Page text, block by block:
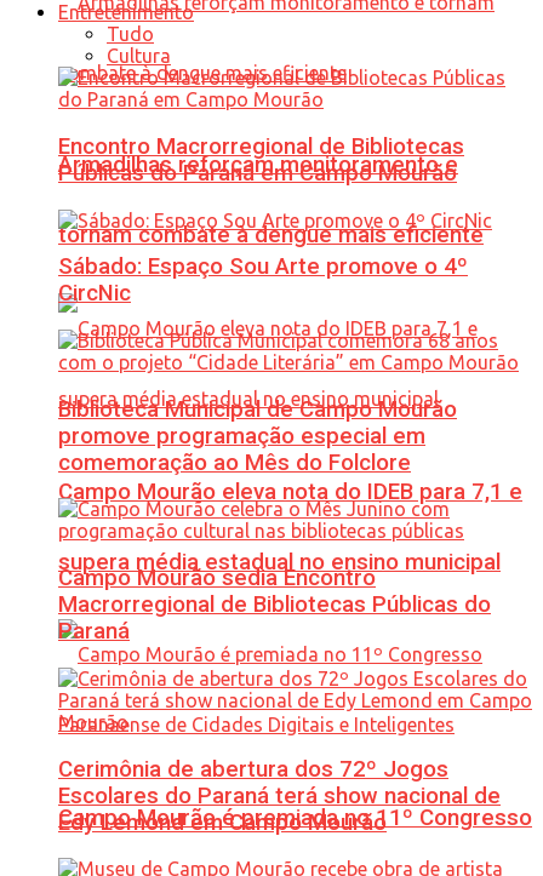
Armadilhas reforçam monitoramento e
tornam combate à dengue mais eficiente
Campo Mourão eleva nota do IDEB para 7,1 e
supera média estadual no ensino municipal
Campo Mourão é premiada no 11º Congresso
Entretenimento
Tudo
Cultura
Encontro Macrorregional de Bibliotecas
Públicas do Paraná em Campo Mourão
Sábado: Espaço Sou Arte promove o 4º
CircNic
Biblioteca Municipal de Campo Mourão
promove programação especial em
comemoração ao Mês do Folclore
Campo Mourão sedia Encontro
Macrorregional de Bibliotecas Públicas do
Paraná
Cerimônia de abertura dos 72º Jogos
Escolares do Paraná terá show nacional de
Edy Lemond em Campo Mourão